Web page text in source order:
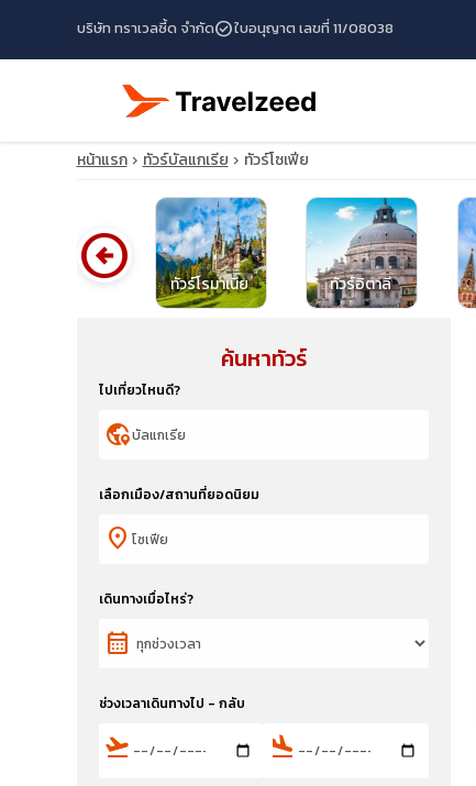
บริษัท ทราเวลซี้ด จำกัดcheck_circleใบอนุญาต เลขที่ 11/08038
หน้าแรก ทัวร์บัลแกเรีย ทัวร์โซเฟีย
ทัวร์ไอซ์แลนด์ ทัวร์โรมาเนีย ทัวร์อิตาลี
arrow_circle_left
ค้นหาทัวร์
ไปเที่ยวไหนดี?
globe_location_pin
เลือกเมือง/สถานที่ยอดนิยม
location_on
เดินทางเมื่อไหร่?
calendar_month
ช่วงเวลาเดินทางไป - กลับ
flight_takeoff flight_land